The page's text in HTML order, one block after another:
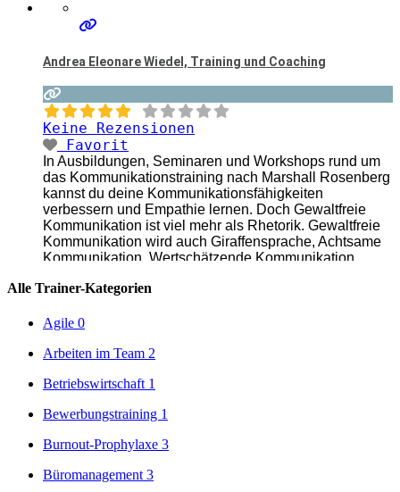
Andrea Eleonare Wiedel, Training und Coaching
Keine Rezensionen
Favorit
In Ausbildungen, Seminaren und Workshops rund um
das Kommunikationstraining nach Marshall Rosenberg
kannst du deine Kommunikationsfähigkeiten
verbessern und Empathie lernen. Doch Gewaltfreie
Kommunikation ist viel mehr als Rhetorik. Gewaltfreie
Kommunikation wird auch Giraffensprache, Achtsame
Kommunikation, Wertschätzende Kommunikation,
Wertschätzung, Achtsamkeit, Augenhöhe beruht.
Gewaltfreien Kommunikation nach Dr. Marshall B.
Alle Trainer-Kategorien
Agile 0
Arbeiten im Team 2
Betriebswirtschaft 1
Bewerbungstraining 1
Burnout-Prophylaxe 3
Büromanagement 3